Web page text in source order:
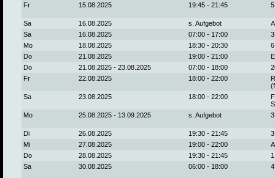
Fr
15.08.2025 19:45 - 21:45
Sa 16.08.2025 s. Aufgebot
Sa
16.08.2025 07:00 - 17:00
Mo
18.08.2025 18:30 - 20:30
Do
21.08.2025 19:00 - 21:00
Do
21.08.2025 - 23.08.2025 07:00 - 18:00
Fr
22.08.2025 18:00 - 22:00
Sa
23.08.2025 18:00 - 22:00
Mo
25.08.2025 - 13.09.2025 s. Aufgebot
Di 26.08.2025 19:30 - 21:45
Mi
27.08.2025 19:00 - 22:00
Do
28.08.2025 19:30 - 21:45
Sa
30.08.2025 06:00 - 18:00